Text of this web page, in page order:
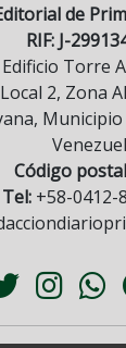
de
RIF: J-
Torre
Local 2, Zona
Código
Tel:+58-0412-